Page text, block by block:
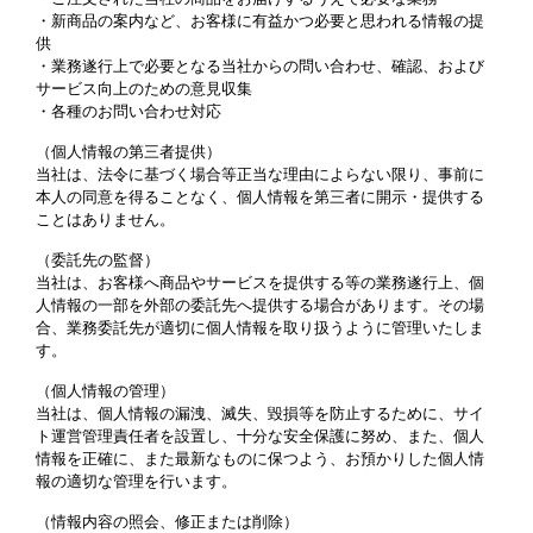
・新商品の案内など、お客様に有益かつ必要と思われる情報の提
供
・業務遂行上で必要となる当社からの問い合わせ、確認、および
サービス向上のための意見収集
・各種のお問い合わせ対応
（個人情報の第三者提供）
当社は、法令に基づく場合等正当な理由によらない限り、事前に
本人の同意を得ることなく、個人情報を第三者に開示・提供する
ことはありません。
（委託先の監督）
当社は、お客様へ商品やサービスを提供する等の業務遂行上、個
人情報の一部を外部の委託先へ提供する場合があります。その場
合、業務委託先が適切に個人情報を取り扱うように管理いたしま
す。
（個人情報の管理）
当社は、個人情報の漏洩、滅失、毀損等を防止するために、サイ
ト運営管理責任者を設置し、十分な安全保護に努め、また、個人
情報を正確に、また最新なものに保つよう、お預かりした個人情
報の適切な管理を行います。
（情報内容の照会、修正または削除）